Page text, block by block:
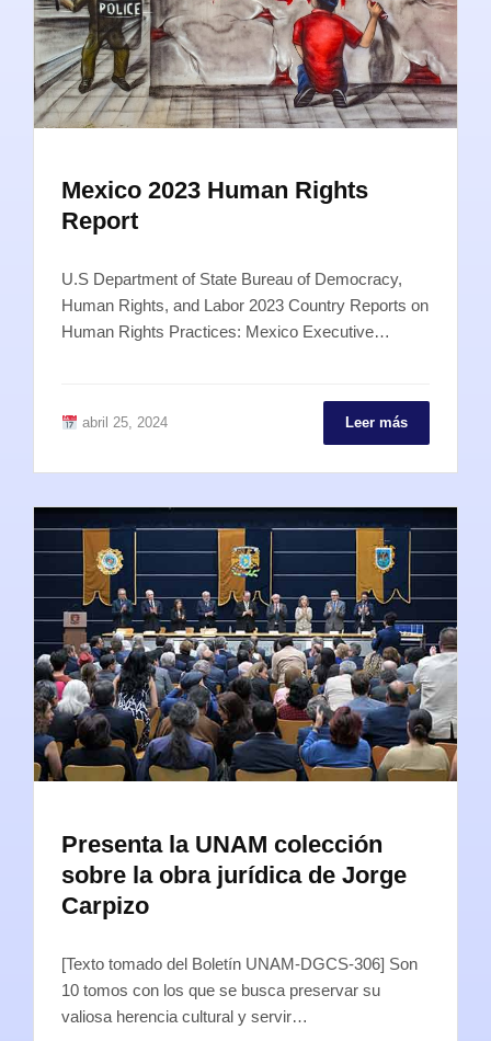
Mexico 2023 Human Rights
Report
U.S Department of State Bureau of Democracy,
Human Rights, and Labor 2023 Country Reports on
Human Rights Practices: Mexico Executive…
abril 25, 2024 Leer más
Presenta la UNAM colección
sobre la obra jurídica de Jorge
Carpizo
[Texto tomado del Boletín UNAM-DGCS-306] Son
10 tomos con los que se busca preservar su
valiosa herencia cultural y servir…